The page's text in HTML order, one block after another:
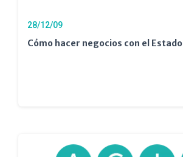
28/12/09
Cómo hacer negocios con el Estado